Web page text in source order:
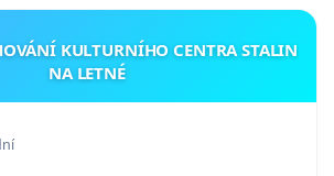
KULTURNÍHO CENTRA STALIN
NA LETNÉ